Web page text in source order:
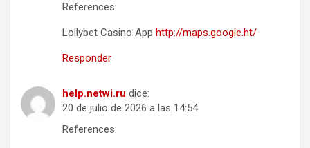
References:
Lollybet Casino App http://maps.google.ht/
Responder
help.netwi.ru dice:
20 de julio de 2026 a las 14:54
References: